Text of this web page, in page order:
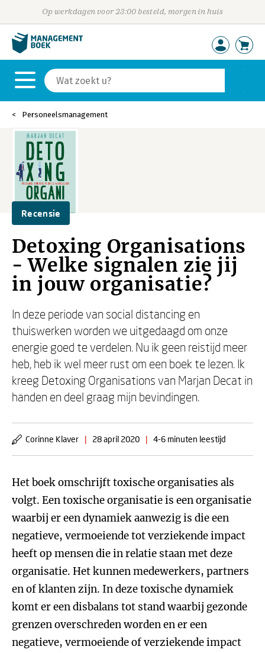
Op werkdagen voor 23:00 besteld, morgen in huis
Personeelsmanagement
Recensie
Detoxing Organisations
- Welke signalen zie jij
in jouw organisatie?
In deze periode van social distancing en
thuiswerken worden we uitgedaagd om onze
energie goed te verdelen. Nu ik geen reistijd meer
heb, heb ik wel meer rust om een boek te lezen. Ik
kreeg Detoxing Organisations van Marjan Decat in
handen en deel graag mijn bevindingen.
Corinne Klaver | 28 april 2020 | 4-6 minuten leestijd
Het boek omschrijft toxische organisaties als
volgt. Een toxische organisatie is een organisatie
waarbij er een dynamiek aanwezig is die een
negatieve, vermoeiende tot verziekende impact
heeft op mensen die in relatie staan met deze
organisatie. Het kunnen medewerkers, partners
en of klanten zijn. In deze toxische dynamiek
komt er een disbalans tot stand waarbij gezonde
grenzen overschreden worden en er een
negatieve, vermoeiende of verziekende impact